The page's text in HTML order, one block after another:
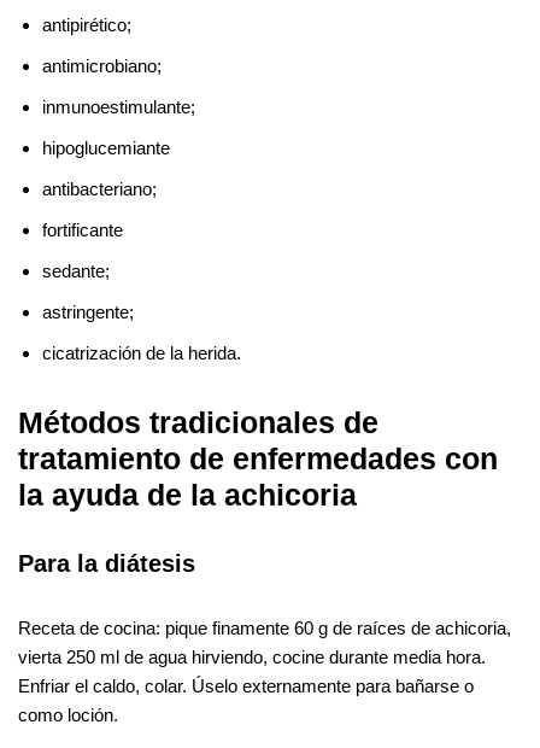
antipirético;
antimicrobiano;
inmunoestimulante;
hipoglucemiante
antibacteriano;
fortificante
sedante;
astringente;
cicatrización de la herida.
Métodos tradicionales de
tratamiento de enfermedades con
la ayuda de la achicoria
Para la diátesis
Receta de cocina: pique finamente 60 g de raíces de achicoria,
vierta 250 ml de agua hirviendo, cocine durante media hora.
Enfriar el caldo, colar. Úselo externamente para bañarse o
como loción.